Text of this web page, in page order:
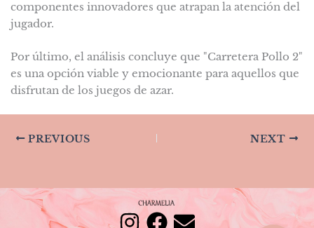
componentes innovadores que atrapan la atención del
jugador.
Por último, el análisis concluye que "Carretera Pollo 2"
es una opción viable y emocionante para aquellos que
disfrutan de los juegos de azar.
PREVIOUS NEXT